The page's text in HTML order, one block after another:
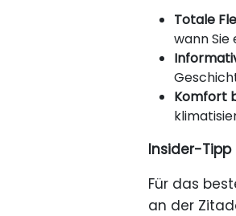
Totale
wann Sie
Komfort
Insider-Tipp
Für das
an der